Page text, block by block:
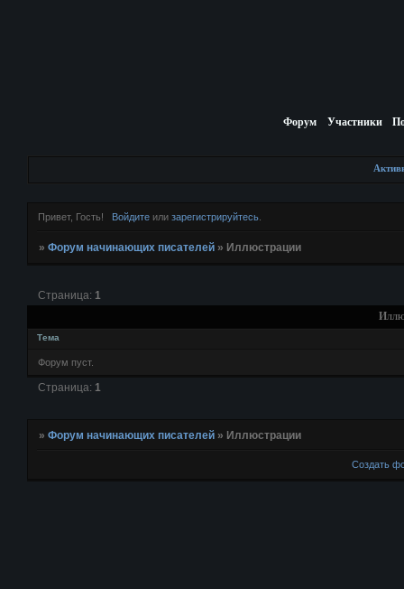
Форум Участники
Привет, Гость! Войдитеили зарегистрируйтесь.
»Форум начинающих писателей » Иллюстрации
Страница: 1
Тема
Форум пуст.
Страница: 1
»Форум начинающих писателей » Иллюстрации
Создать